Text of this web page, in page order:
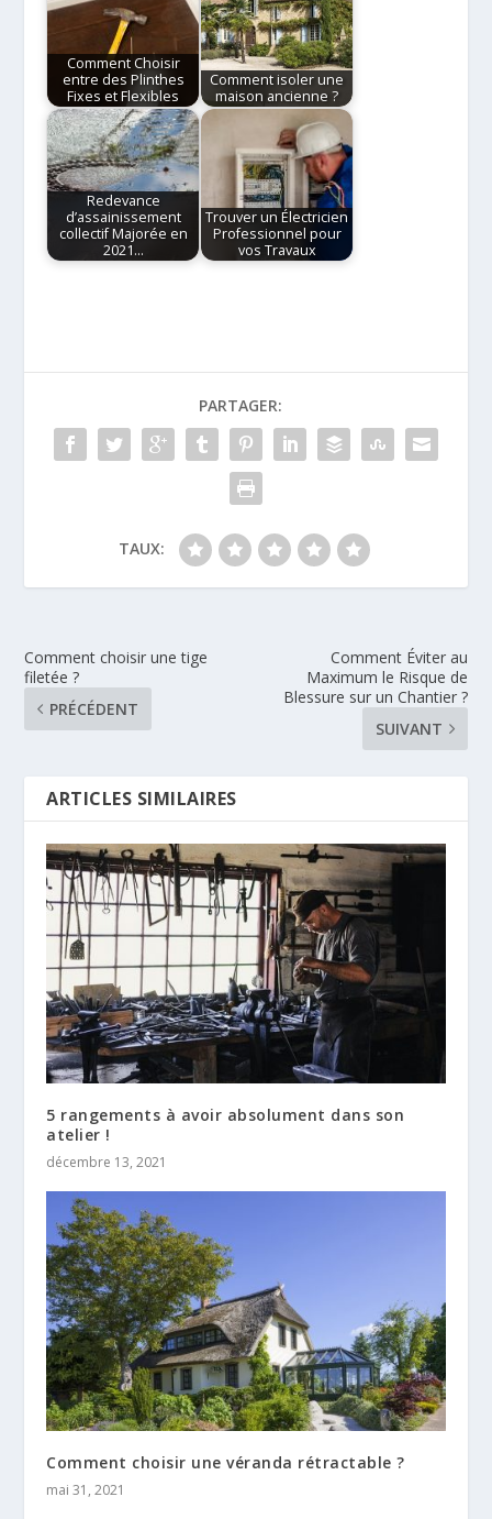
Comment Choisir
entre des Plinthes
Fixes et Flexibles
Comment isoler une
maison ancienne ?
Redevance
d’assainissement
collectif Majorée en
2021…
Trouver un Électricien
Professionnel pour
vos Travaux
PARTAGER:
TAUX:
Comment choisir une tige
filetée ?
PRÉCÉDENT
Comment Éviter au
Maximum le Risque de
Blessure sur un Chantier ?
SUIVANT
ARTICLES SIMILAIRES
5 rangements à avoir absolument dans son
atelier !
décembre 13, 2021
Comment choisir une véranda rétractable ?
mai 31, 2021